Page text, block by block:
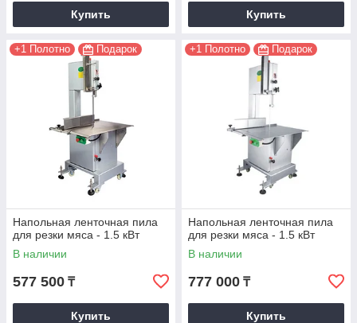
Купить Купить
+1 Полотно Подарок
Напольная ленточная пила
для резки мяса - 1.5 кВт
В наличии
577 500 ₸
Купить
+1 Полотно Подарок
Напольная ленточная пила
для резки мяса - 1.5 кВт
В наличии
777 000 ₸
Купить